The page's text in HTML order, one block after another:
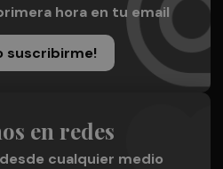
hora en tu email
suscribirme!
en redes
cualquier medio